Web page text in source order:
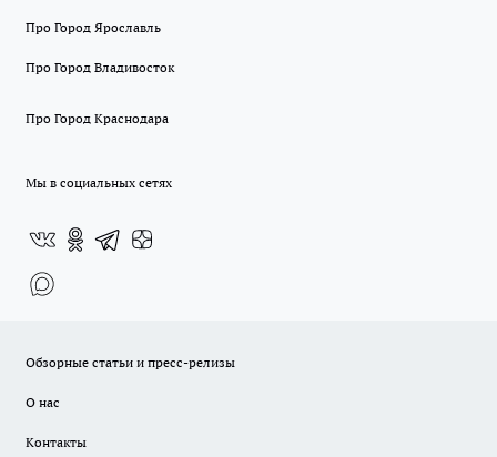
Про Город Ярославль
Про Город Владивосток
Про Город Краснодара
Мы в социальных сетях
Обзорные статьи и пресс-релизы
О нас
Контакты